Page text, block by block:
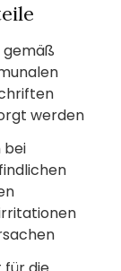
gemäß
werden
bei